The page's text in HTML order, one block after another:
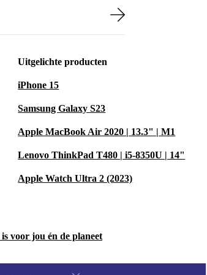
schakel vlot
data
Uitgelichte producten
iPhone 15
Samsung Galaxy S23
Apple MacBook Air 2020 | 13.3" | M1
Lenovo ThinkPad T480 | i5-8350U | 14"
Apple Watch Ultra 2 (2023)
voor jou én de planeet